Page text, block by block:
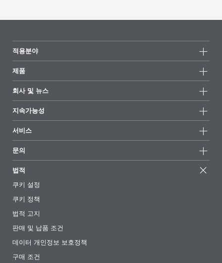
적용분야
제품
모든제품
하이라이트
회사 및 뉴스
뉴스
언론 및 미디어
소재지 및 판매점
전시회 및 이벤트
지속가능성
지속가능한 제품
성공 사례
EcoVadis
인증서
서비스
추천 배합
기사
전자책
규제 현황
첨가제 안내 앱
동영상
다운로드
문의
법적
쿠키 설정
쿠키 정책
법적 고지
판매 및 납품 조건
데이터 개인정보 보호정책
구매 조건